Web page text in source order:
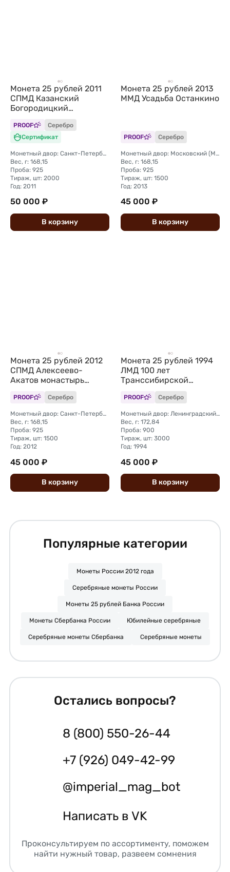
Монета 25 рублей 2011
СПМД Казанский
Богородицкий
монастырь
PROOF
Серебро
Сертификат
Монетный двор: Санкт-Петербургский (СПМД)
Вес, г: 168,15
Проба: 925
Тираж, шт: 2000
Год: 2011
50 000 ₽
В корзину
Монета 25 рублей 2013
ММД Усадьба Останкино
PROOF Серебро
Монетный двор: Московский (ММД)
Вес, г: 168,15
Проба: 925
Тираж, шт: 1500
Год: 2013
45 000 ₽
В корзину
Монета 25 рублей 2012
СПМД Алексеево-
Акатов монастырь
Воронеж
PROOF Серебро
Монетный двор: Санкт-Петербургский (СПМД)
Вес, г: 168,15
Проба: 925
Тираж, шт: 1500
Год: 2012
45 000 ₽
В корзину
Монета 25 рублей 1994
ЛМД 100 лет
Транссибирской
магистрали Укладка
PROOF Серебро
Монетный двор: Ленинградский (ЛМД)
Вес, г: 172,84
Проба: 900
Тираж, шт: 3000
Год: 1994
45 000 ₽
В корзину
Популярные категории
Монеты России 2012 года
Серебряные монеты России
Монеты 25 рублей Банка России
Монеты Сбербанка России Юбилейные серебряные
Серебряные монеты Сбербанка Серебряные монеты
Остались вопросы?
8 (800) 550-26-44
+7 (926) 049-42-99
@imperial_mag_bot
Написать в VK
Проконсультируем по ассортименту, поможем
найти нужный товар, развеем сомнения